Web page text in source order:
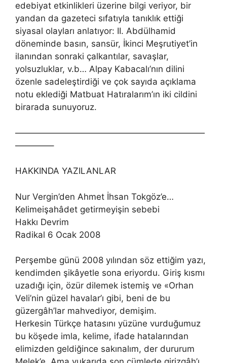
edebiyat etkinlikleri üzerine bilgi veriyor, bir
yandan da gazeteci sıfatıyla tanıklık ettiği
siyasal olayları anlatıyor: II. Abdülhamid
döneminde basın, sansür, İkinci Meşrutiyet’in
ilanından sonraki çalkantılar, savaşlar,
yolsuzluklar, v.b… Alpay Kabacalı’nın dilini
özenle sadeleştirdiği ve çok sayıda açıklama
notu eklediği Matbuat Hatıralarım’ın iki cildini
birarada sunuyoruz.
——————————————————————
————–
HAKKINDA YAZILANLAR
Nur Vergin’den Ahmet İhsan Tokgöz’e…
Kelimeişahâdet getirmeyişin sebebi
Hakkı Devrim
Radikal 6 Ocak 2008
Perşembe günü 2008 yılından söz ettiğim yazı,
kendimden şikâyetle sona eriyordu. Giriş kısmı
uzadığı için, özür dilemek istemiş ve «Orhan
Veli’nin güzel havalar’ı gibi, beni de bu
güzergâh’lar mahvediyor, demişim.
Herkesin Türkçe hatasını yüzüne vurduğumuz
bu köşede imla, kelime, ifade hatalarından
elimizden geldiğince sakınalım, der dururum